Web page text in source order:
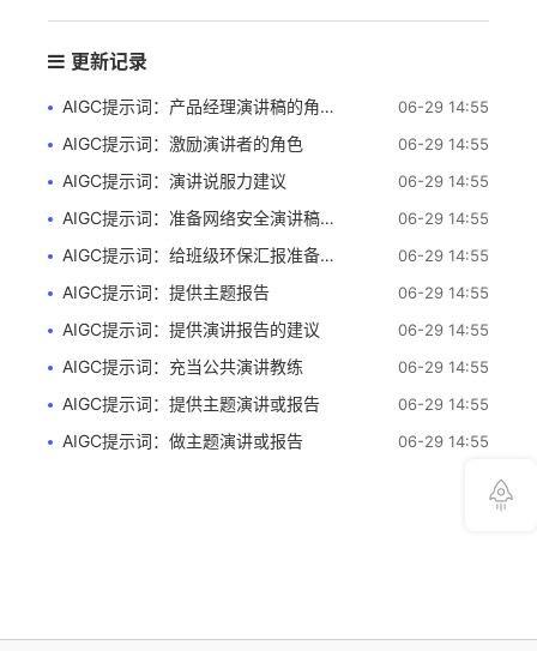
更新记录
AIGC提示词：产品经理演讲稿的角色 06-29 14:55
AIGC提示词：激励演讲者的角色 06-29 14:55
AIGC提示词：演讲说服力建议 06-29 14:55
AIGC提示词：准备网络安全演讲稿结构 06-29 14:55
AIGC提示词：给班级环保汇报准备开场白 06-29 14:55
AIGC提示词：提供主题报告 06-29 14:55
AIGC提示词：提供演讲报告的建议 06-29 14:55
AIGC提示词：充当公共演讲教练 06-29 14:55
AIGC提示词：提供主题演讲或报告 06-29 14:55
AIGC提示词：做主题演讲或报告 06-29 14:55